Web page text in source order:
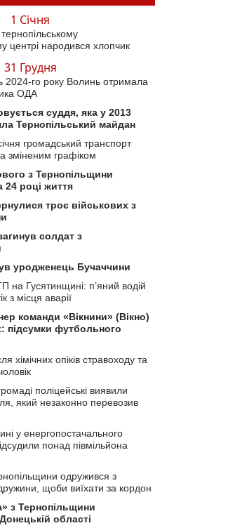
1 Січня
центрі народився хлопчик
31 Грудня
2024-го року Волинь отримала
ОДА
суддя, яка у 2013
Тернопільський майдан
громадський транспорт
зміненим графіком
з Тернопільщини
24 році життя
троє військових з
солдат з
уродженець Бучаччини
на Гусятинщині: п’яний водій
з місця аварії
команди «Вікнини» (Вікно)
підсумки футбольного
хімічних опіків стравоходу та
поліцейські виявили
який незаконно перевозив
у енергопостачального
понад півмільйона
одружився з
щоби виїхати за кордон
з Тернопільщини
області